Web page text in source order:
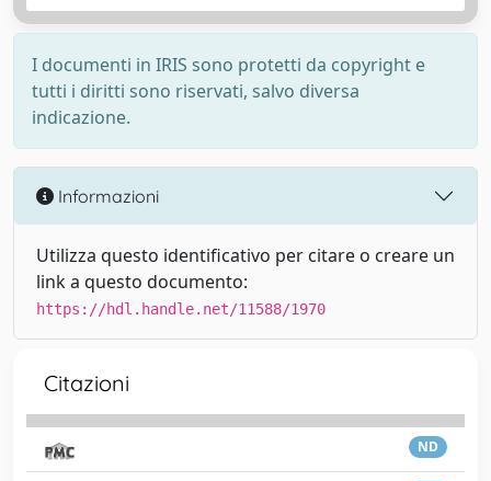
I documenti in IRIS sono protetti da copyright e
tutti i diritti sono riservati, salvo diversa
indicazione.
Informazioni
Utilizza questo identificativo per citare o creare un
link a questo documento:
https://hdl.handle.net/11588/1970
Citazioni
ND